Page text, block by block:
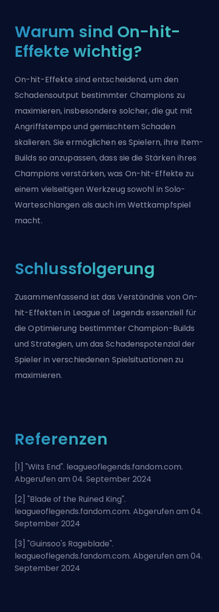
Warum sind On-hit-
Effekte wichtig?
On-hit-Effekte sind entscheidend, um den
Schadensoutput bestimmter Champions zu
maximieren, insbesondere solcher, die gut mit
Angriffstempo und gemischtem Schaden
skalieren. Sie ermöglichen es Spielern, ihre Item-
Builds so anzupassen, dass sie die Stärken ihres
Champions verstärken, was On-hit-Effekte zu
einem vielseitigen Werkzeug sowohl in Solo-
Warteschlangen als auch im Wettkampfspiel
macht.
Schlussfolgerung
Zusammenfassend ist das Verständnis von On-
hit-Effekten in League of Legends essenziell für
die Optimierung bestimmter Champion-Builds
und Strategien, um das Schadenspotenzial der
Spieler in verschiedenen Spielsituationen zu
maximieren.
Referenzen
[1] "Wits End". leagueoflegends.fandom.com.
Abgerufen am 04. September 2024
[2] "Blade of the Ruined King".
leagueoflegends.fandom.com. Abgerufen am 04.
September 2024
[3] "Guinsoo's Rageblade".
leagueoflegends.fandom.com. Abgerufen am 04.
September 2024